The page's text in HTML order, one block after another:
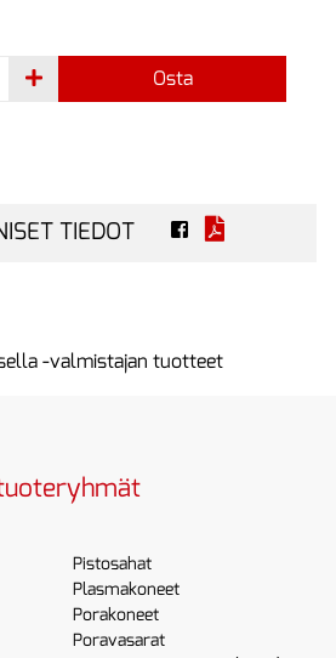
Osta
TIEDOT
-valmistajan tuotteet
Pistosahat
Plasmakoneet
Porakoneet
Poravasarat